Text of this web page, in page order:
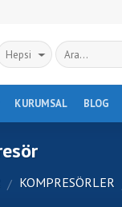
KURUMSAL BLOG
/ KOMPRESÖRLER